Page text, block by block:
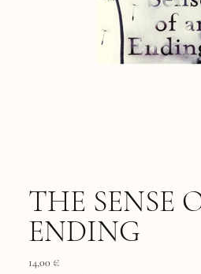
THE SENSE
ENDING
14,00 €